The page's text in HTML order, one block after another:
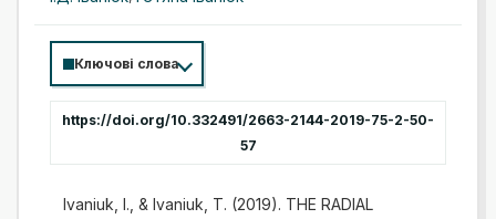
Ключові слова
https://doi.org/10.332491/2663-2144-2019-75-2-50-
57
Ivaniuk, I., & Ivaniuk, T. (2019). THE RADIAL